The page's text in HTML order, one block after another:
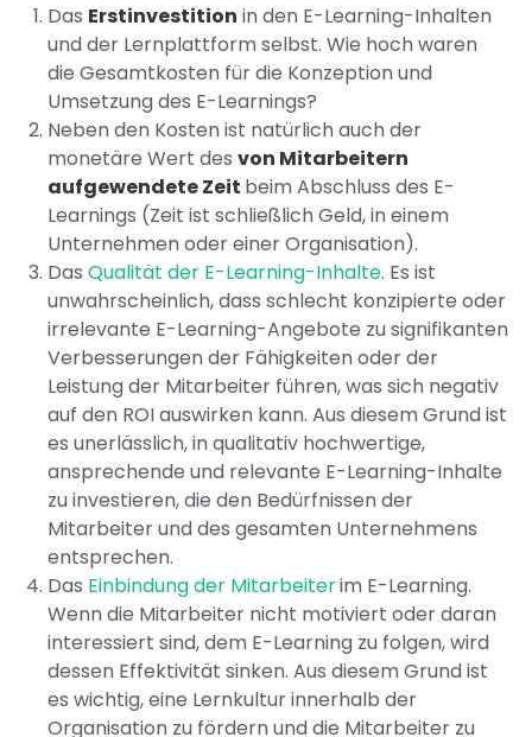
Das Erstinvestition in den E-Learning-Inhalten
und der Lernplattform selbst. Wie hoch waren
die Gesamtkosten für die Konzeption und
Umsetzung des E-Learnings?
Neben den Kosten ist natürlich auch der
monetäre Wert des von Mitarbeitern
aufgewendete Zeit beim Abschluss des E-
Learnings (Zeit ist schließlich Geld, in einem
Unternehmen oder einer Organisation).
Das Qualität der E-Learning-Inhalte. Es ist
unwahrscheinlich, dass schlecht konzipierte oder
irrelevante E-Learning-Angebote zu signifikanten
Verbesserungen der Fähigkeiten oder der
Leistung der Mitarbeiter führen, was sich negativ
auf den ROI auswirken kann. Aus diesem Grund ist
es unerlässlich, in qualitativ hochwertige,
ansprechende und relevante E-Learning-Inhalte
zu investieren, die den Bedürfnissen der
Mitarbeiter und des gesamten Unternehmens
entsprechen.
Das Einbindung der Mitarbeiterim E-Learning.
Wenn die Mitarbeiter nicht motiviert oder daran
interessiert sind, dem E-Learning zu folgen, wird
dessen Effektivität sinken. Aus diesem Grund ist
es wichtig, eine Lernkultur innerhalb der
Organisation zu fördern und die Mitarbeiter zu